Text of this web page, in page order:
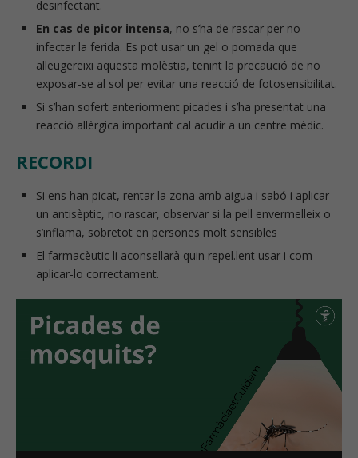
desinfectant.
En cas de picor intensa, no s’ha de rascar per no
infectar la ferida. Es pot usar un gel o pomada que
alleugereixi aquesta molèstia, tenint la precaució de no
exposar-se al sol per evitar una reacció de fotosensibilitat.
Si s’han sofert anteriorment picades i s’ha presentat una
reacció al·lèrgica important cal acudir a un centre mèdic.
RECORDI
Si ens han picat, rentar la zona amb aigua i sabó i aplicar
un antisèptic, no rascar, observar si la pell envermelleix o
s’inflama, sobretot en persones molt sensibles
El farmacèutic li aconsellarà quin repel.lent usar i com
aplicar-lo correctament.
vídeo